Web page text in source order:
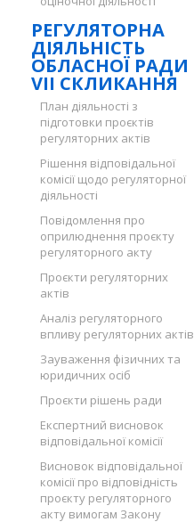
РЕГУЛЯТОРНА
ДІЯЛЬНІСТЬ
ОБЛАСНОЇ РАДИ
VII СКЛИКАННЯ
План діяльності з
підготовки проєктів
регуляторних актів
Рішення відповідальної
комісії щодо регуляторної
діяльності
Повідомлення про
оприлюднення проєкту
регуляторного акту
Проєкти регуляторних
актів
Аналіз регуляторного
впливу регуляторних актів
Зауваження фізичних та
юридичних осіб
Проєкти рішень ради
Експертний висновок
відповідальної комісії
Висновок відповідальної
комісії про відповідність
проєкту регуляторного
акту вимогам Закону